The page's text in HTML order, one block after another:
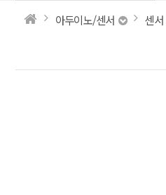
아두이노/센서 센서